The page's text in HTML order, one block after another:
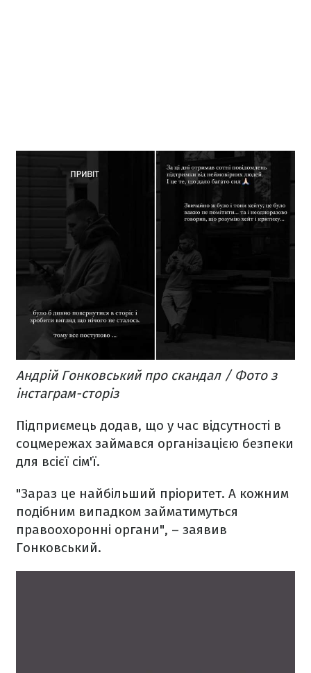
Андрій Гонковський про скандал / Фото з
інстаграм-сторіз
Підприємець додав, що у час відсутності в
соцмережах займався організацією безпеки
для всієї сім'ї.
"Зараз це найбільший пріоритет. А кожним
подібним випадком займатимуться
правоохоронні органи", – заявив
Гонковський.